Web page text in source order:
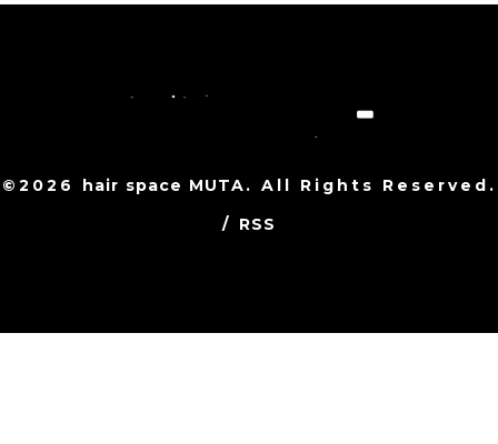
©2026 hair space MUTA. All Rights Reserved.
/ RSS